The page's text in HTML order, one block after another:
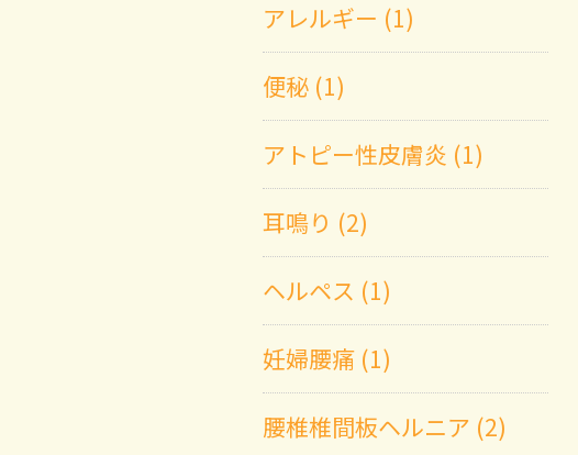
アレルギー (1)
便秘 (1)
アトピー性皮膚炎 (1)
耳鳴り (2)
ヘルペス (1)
妊婦腰痛 (1)
腰椎椎間板ヘルニア (2)